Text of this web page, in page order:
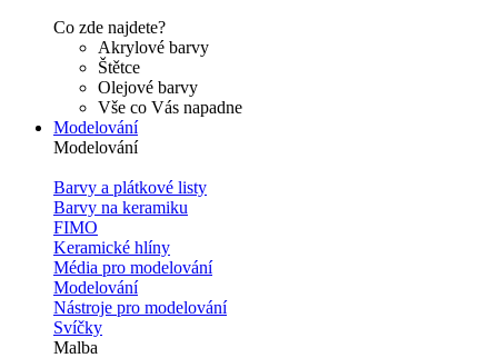
Co zde najdete?
Akrylové barvy
Štětce
Olejové barvy
Vše co Vás napadne
Modelování
Modelování
Barvy a plátkové listy
Barvy na keramiku
FIMO
Keramické hlíny
Média pro modelování
Modelování
Nástroje pro modelování
Svíčky
Malba